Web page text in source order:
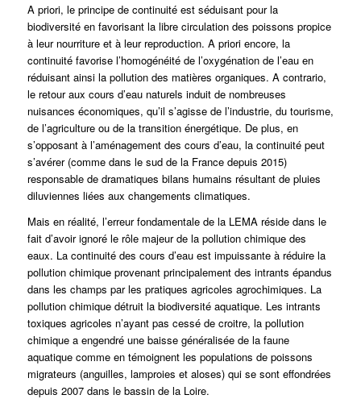
A priori, le principe de continuité est séduisant pour la
biodiversité en favorisant la libre circulation des poissons propice
à leur nourriture et à leur reproduction. A priori encore, la
continuité favorise l’homogénéité de l’oxygénation de l’eau en
réduisant ainsi la pollution des matières organiques. A contrario,
le retour aux cours d’eau naturels induit de nombreuses
nuisances économiques, qu’il s’agisse de l’industrie, du tourisme,
de l’agriculture ou de la transition énergétique. De plus, en
s’opposant à l’aménagement des cours d’eau, la continuité peut
s’avérer (comme dans le sud de la France depuis 2015)
responsable de dramatiques bilans humains résultant de pluies
diluviennes liées aux changements climatiques.
Mais en réalité, l’erreur fondamentale de la LEMA réside dans le
fait d’avoir ignoré le rôle majeur de la pollution chimique des
eaux. La continuité des cours d’eau est impuissante à réduire la
pollution chimique provenant principalement des intrants épandus
dans les champs par les pratiques agricoles agrochimiques. La
pollution chimique détruit la biodiversité aquatique. Les intrants
toxiques agricoles n’ayant pas cessé de croitre, la pollution
chimique a engendré une baisse généralisée de la faune
aquatique comme en témoignent les populations de poissons
migrateurs (anguilles, lamproies et aloses) qui se sont effondrées
depuis 2007 dans le bassin de la Loire.